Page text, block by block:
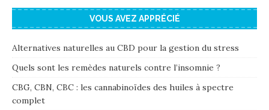
VOUS AVEZ APPRÉCIÉ
Alternatives naturelles au CBD pour la gestion du stress
Quels sont les remèdes naturels contre l’insomnie ?
CBG, CBN, CBC : les cannabinoïdes des huiles à spectre
complet